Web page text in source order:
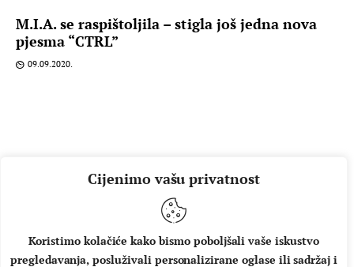
Cijenimo vašu privatnost
Koristimo kolačiće kako bismo poboljšali vaše iskustvo
pregledavanja, posluživali personalizirane oglase ili sadržaj i
M.I.A. se raspištoljila – stigla još jedna nova
pjesma “CTRL”
09.09.2020.
O NAMA IMPRESSUM UVJETI KORIŠTENJA